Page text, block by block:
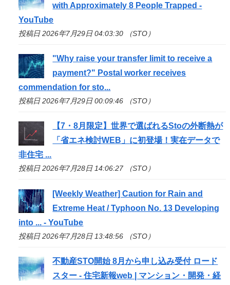
with Approximately 8 People Trapped -
YouTube
投稿日 2026年7月29日 04:03:30 （STO）
"Why raise your transfer limit to receive a
payment?" Postal worker receives
commendation forsto...
投稿日 2026年7月29日 00:09:46 （STO）
【7・8月限定】世界で選ばれるStoの外断熱が
「省エネ検討WEB」に初登場！実在データで
非住宅 ...
投稿日 2026年7月28日 14:06:27 （STO）
[Weekly Weather] Caution for Rain and
Extreme Heat / Typhoon No. 13 Developing
into ... - YouTube
投稿日 2026年7月28日 13:48:56 （STO）
不動産STO開始 8月から申し込み受付 ロード
スター - 住宅新報web | マンション・開発・経